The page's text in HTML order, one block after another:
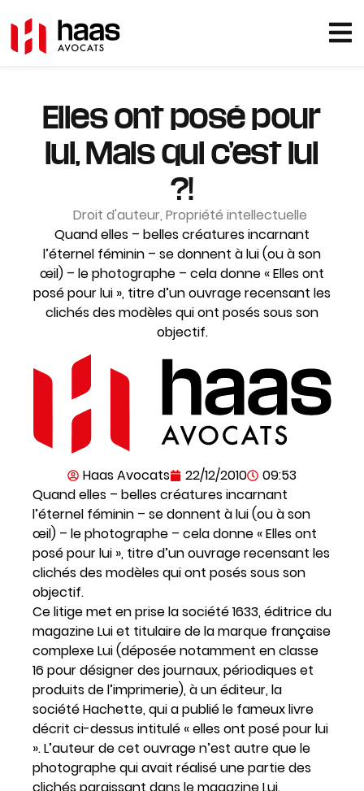
Elles ont posé pour
lui, Mais qui c’est lui
?!
Droit d'auteur, Propriété intellectuelle
Quand elles – belles créatures incarnant
l’éternel féminin – se donnent à lui (ou à son
œil) – le photographe – cela donne « Elles ont
posé pour lui », titre d’un ouvrage recensant les
clichés des modèles qui ont posés sous son
objectif.
Haas Avocats 22/12/2010
09:53
Quand elles – belles créatures incarnant
l’éternel féminin – se donnent à lui (ou à son
œil) – le photographe – cela donne « Elles ont
posé pour lui », titre d’un ouvrage recensant les
clichés des modèles qui ont posés sous son
objectif.
Ce litige met en prise la société 1633, éditrice du
magazine Lui et titulaire de la marque française
complexe Lui (déposée notamment en classe
16 pour désigner des journaux, périodiques et
produits de l’imprimerie), à un éditeur, la
société Hachette, qui a publié le fameux livre
décrit ci-dessus intitulé « elles ont posé pour lui
». L’auteur de cet ouvrage n’est autre que le
photographe qui avait réalisé une partie des
clichés paraissant dans le magazine Lui.